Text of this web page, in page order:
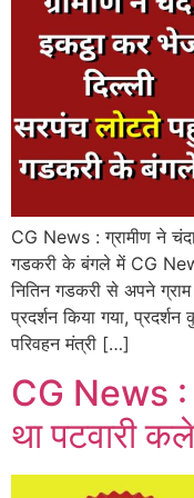
CG News : ग्रामीण ने
गडकरी के बंगले में CG
नितिन गडकरी से अपने
प्रदर्शन किया गया,
परिवहन मंत्री […]
CG News :
था पटवारी